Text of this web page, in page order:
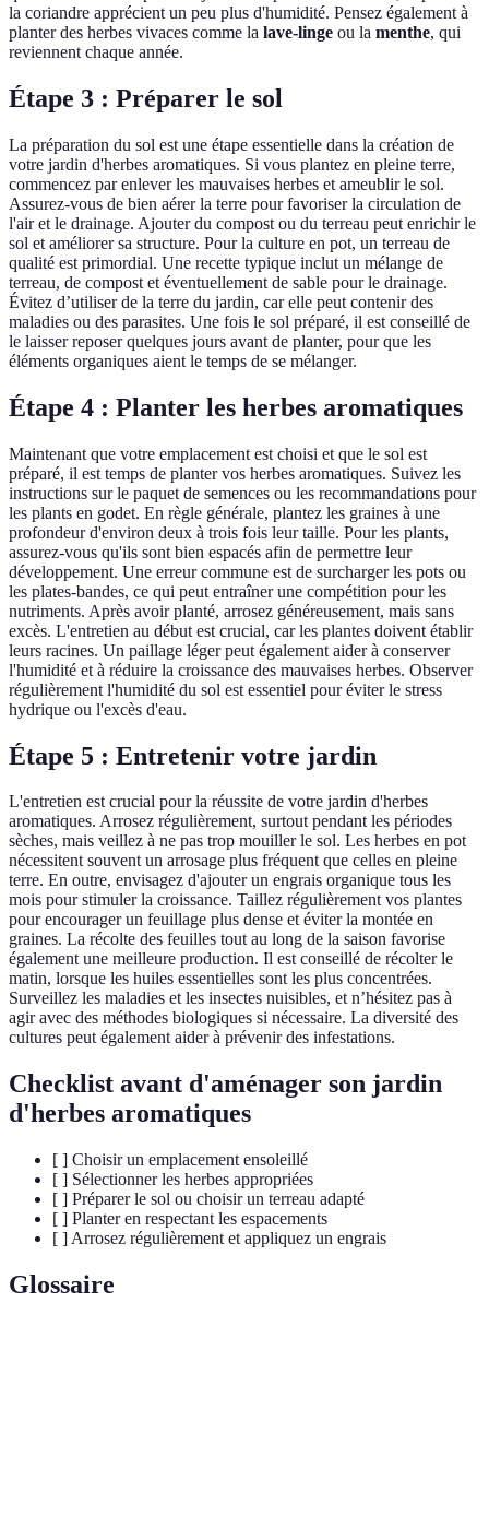
la coriandre apprécient un peu plus d'humidité. Pensez également à
planter des herbes vivaces comme la lave-linge ou la menthe, qui
reviennent chaque année.
Étape 3 : Préparer le sol
La préparation du sol est une étape essentielle dans la création de
votre jardin d'herbes aromatiques. Si vous plantez en pleine terre,
commencez par enlever les mauvaises herbes et ameublir le sol.
Assurez-vous de bien aérer la terre pour favoriser la circulation de
l'air et le drainage. Ajouter du compost ou du terreau peut enrichir le
sol et améliorer sa structure. Pour la culture en pot, un terreau de
qualité est primordial. Une recette typique inclut un mélange de
terreau, de compost et éventuellement de sable pour le drainage.
Évitez d’utiliser de la terre du jardin, car elle peut contenir des
maladies ou des parasites. Une fois le sol préparé, il est conseillé de
le laisser reposer quelques jours avant de planter, pour que les
éléments organiques aient le temps de se mélanger.
Étape 4 : Planter les herbes aromatiques
Maintenant que votre emplacement est choisi et que le sol est
préparé, il est temps de planter vos herbes aromatiques. Suivez les
instructions sur le paquet de semences ou les recommandations pour
les plants en godet. En règle générale, plantez les graines à une
profondeur d'environ deux à trois fois leur taille. Pour les plants,
assurez-vous qu'ils sont bien espacés afin de permettre leur
développement. Une erreur commune est de surcharger les pots ou
les plates-bandes, ce qui peut entraîner une compétition pour les
nutriments. Après avoir planté, arrosez généreusement, mais sans
excès. L'entretien au début est crucial, car les plantes doivent établir
leurs racines. Un paillage léger peut également aider à conserver
l'humidité et à réduire la croissance des mauvaises herbes. Observer
régulièrement l'humidité du sol est essentiel pour éviter le stress
hydrique ou l'excès d'eau.
Étape 5 : Entretenir votre jardin
L'entretien est crucial pour la réussite de votre jardin d'herbes
aromatiques. Arrosez régulièrement, surtout pendant les périodes
sèches, mais veillez à ne pas trop mouiller le sol. Les herbes en pot
nécessitent souvent un arrosage plus fréquent que celles en pleine
terre. En outre, envisagez d'ajouter un engrais organique tous les
mois pour stimuler la croissance. Taillez régulièrement vos plantes
pour encourager un feuillage plus dense et éviter la montée en
graines. La récolte des feuilles tout au long de la saison favorise
également une meilleure production. Il est conseillé de récolter le
matin, lorsque les huiles essentielles sont les plus concentrées.
Surveillez les maladies et les insectes nuisibles, et n’hésitez pas à
agir avec des méthodes biologiques si nécessaire. La diversité des
cultures peut également aider à prévenir des infestations.
Checklist avant d'aménager son jardin
d'herbes aromatiques
[ ] Choisir un emplacement ensoleillé
[ ] Sélectionner les herbes appropriées
[ ] Préparer le sol ou choisir un terreau adapté
[ ] Planter en respectant les espacements
[ ] Arrosez régulièrement et appliquez un engrais
Glossaire